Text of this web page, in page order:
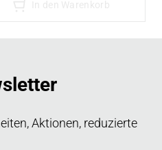
Aktionen, reduzierte